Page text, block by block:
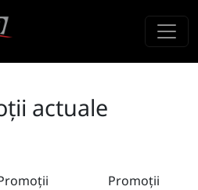
actuale
Promoții